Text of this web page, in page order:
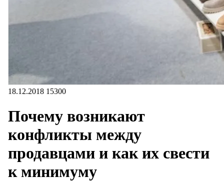
18.12.2018 15300
Почему возникают
конфликты между
продавцами и как их свести
к минимуму